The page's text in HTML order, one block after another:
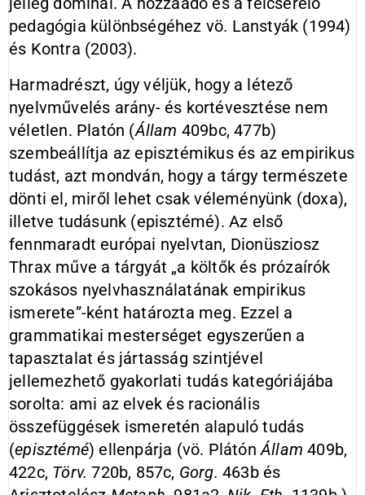
pedagógia különbségéhez vö. Lanstyák (1994)
és Kontra (2003).
Harmadrészt, úgy véljük, hogy a létező
nyelvművelés arány- és kortévesztése nem
véletlen. Platón (Állam 409bc, 477b)
szembeállítja az episztémikus és az empirikus
tudást, azt mondván, hogy a tárgy természete
dönti el, miről lehet csak véleményünk (doxa),
illetve tudásunk (episztémé). Az első
fennmaradt európai nyelvtan, Dionüsziosz
Thrax műve a tárgyát „a költők és prózaírók
szokásos nyelvhasználatának empirikus
ismerete”-ként határozta meg. Ezzel a
grammatikai mesterséget egyszerűen a
tapasztalat és jártasság szintjével
jellemezhető gyakorlati tudás kategóriájába
sorolta: ami az elvek és racionális
összefüggések ismeretén alapuló tudás
(episztémé) ellenpárja (vö. PlátónÁllam 409b,
422c, Törv. 720b, 857c, Gorg. 463b és